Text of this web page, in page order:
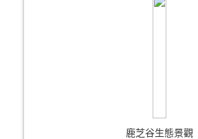
鹿芝谷生態景觀